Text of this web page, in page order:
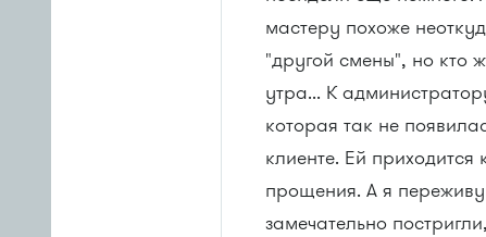
мастеру похоже
"другой смены", но кто
утра... К
которая так не
клиенте. Ей приходится
прощения. А я
замечательно